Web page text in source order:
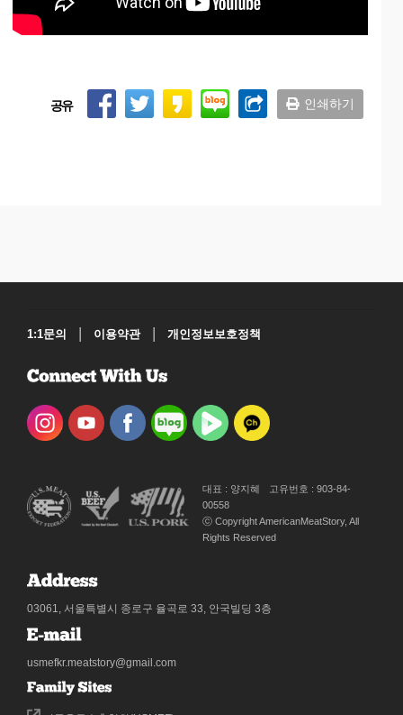
공유 인쇄하기
1:1문의 이용약관 개인정보보호정책
대표 : 양지혜
고유번호 : 903-84-
00558
ⓒ Copyright AmericanMeatStory, All
Rights Reserved
03061, 서울특별시 종로구 율곡로 33, 안국빌딩 3층
usmefkr.meatstory@gmail.com